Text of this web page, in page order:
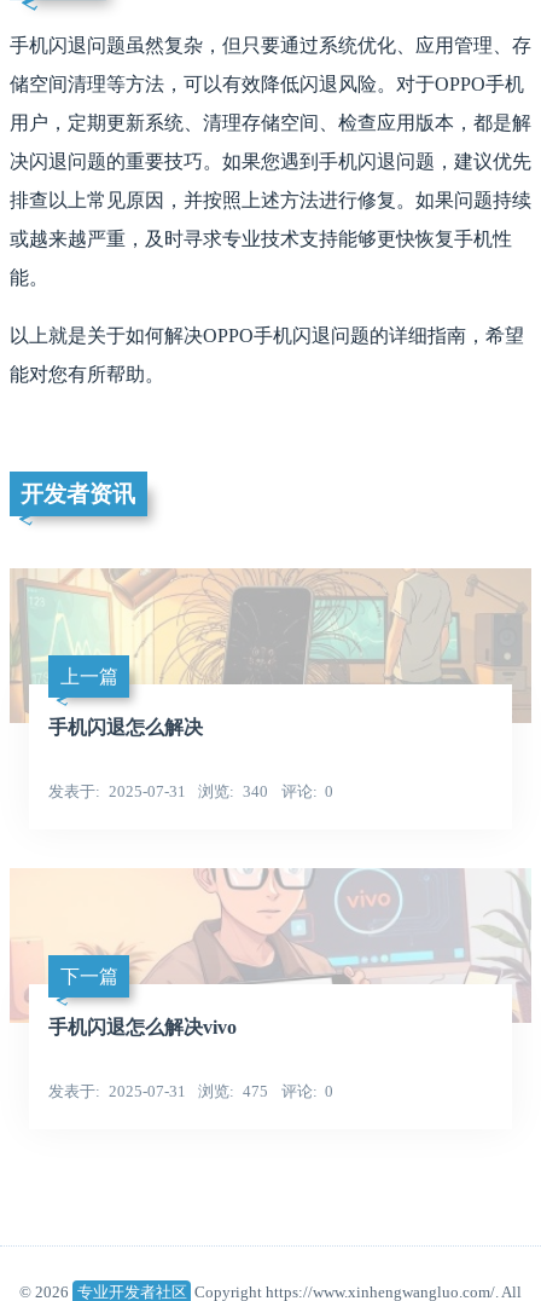
手机闪退问题虽然复杂，但只要通过系统优化、应用管理、存
储空间清理等方法，可以有效降低闪退风险。对于OPPO手机
用户，定期更新系统、清理存储空间、检查应用版本，都是解
决闪退问题的重要技巧。如果您遇到手机闪退问题，建议优先
排查以上常见原因，并按照上述方法进行修复。如果问题持续
或越来越严重，及时寻求专业技术支持能够更快恢复手机性
能。
以上就是关于如何解决OPPO手机闪退问题的详细指南，希望
能对您有所帮助。
开发者资讯
上一篇
手机闪退怎么解决
发表于 2025-07-31 浏览 340 评论 0
下一篇
手机闪退怎么解决vivo
发表于 2025-07-31 浏览 475 评论 0
© 2026 专业开发者社区 Copyright https://www.xinhengwangluo.com/. All